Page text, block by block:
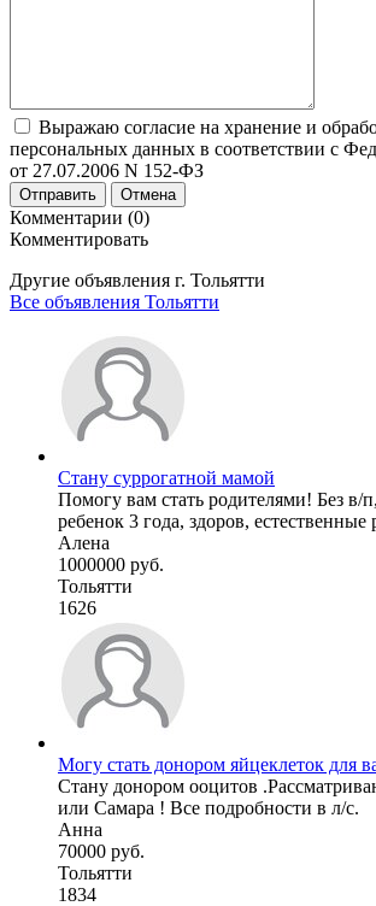
Выражаю согласие на хранение и
персональных данных в соответствии с
от 27.07.2006 N 152-ФЗ
Отправить Отмена
Комментарии (0)
Комментировать
Другие объявления г. Тольятти
Все объявления Тольятти
Стану суррогатной мамой
Помогу вам стать родителями! Без в/
ребенок 3 года, здоров, естественные
Алена
1000000 руб.
Тольятти
1626
Могу стать донором яйцеклеток для
Стану донором ооцитов
или Самара ! Все подробности в л/с.
Анна
70000 руб.
Тольятти
1834